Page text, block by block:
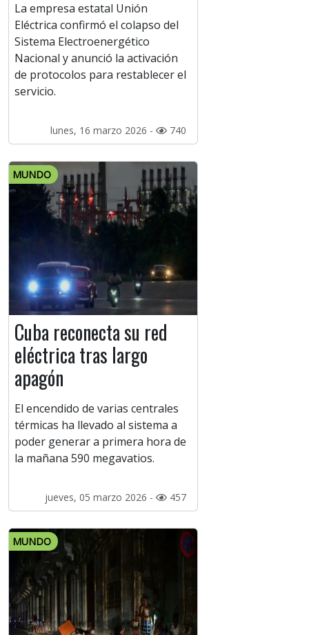
La empresa estatal Unión
Eléctrica confirmó el colapso del
Sistema Electroenergético
Nacional y anunció la activación
de protocolos para restablecer el
servicio.
lunes, 16 marzo 2026 - 740
MUNDO
Cuba reconecta su red
eléctrica tras largo
apagón
El encendido de varias centrales
térmicas ha llevado al sistema a
poder generar a primera hora de
la mañana 590 megavatios.
jueves, 05 marzo 2026 - 457
MUNDO